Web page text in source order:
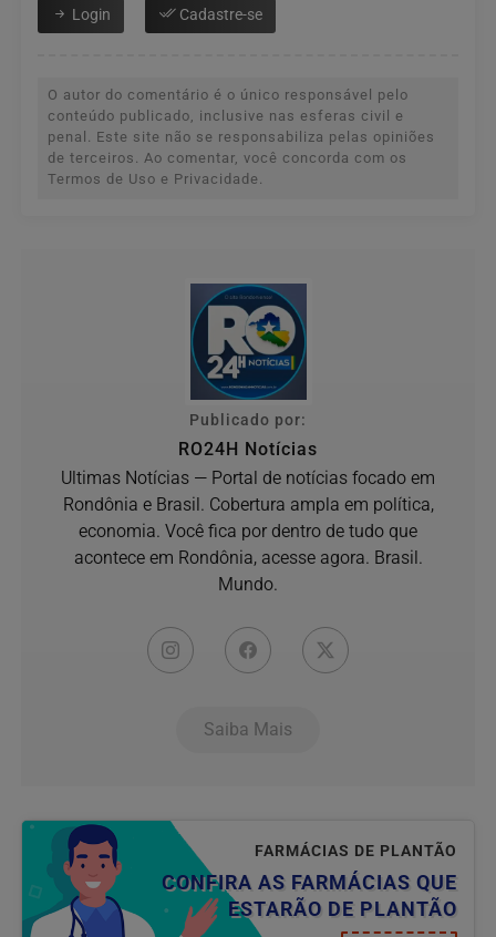
Login Cadastre-se
O autor do comentário é o único responsável pelo
conteúdo publicado, inclusive nas esferas civil e
penal. Este site não se responsabiliza pelas opiniões
de terceiros. Ao comentar, você concorda com os
Termos de Uso e Privacidade.
Publicado por:
RO24H Notícias
Ultimas Notícias — Portal de notícias focado em
Rondônia e Brasil. Cobertura ampla em política,
economia. Você fica por dentro de tudo que
acontece em Rondônia, acesse agora. Brasil.
Mundo.
Saiba Mais
FARMÁCIAS DE PLANTÃO
CONFIRA AS FARMÁCIAS QUE
ESTARÃO DE PLANTÃO